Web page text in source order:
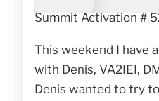
Summit Activation #
This weekend I have
with Denis, VA2IEI,
Denis wanted to try